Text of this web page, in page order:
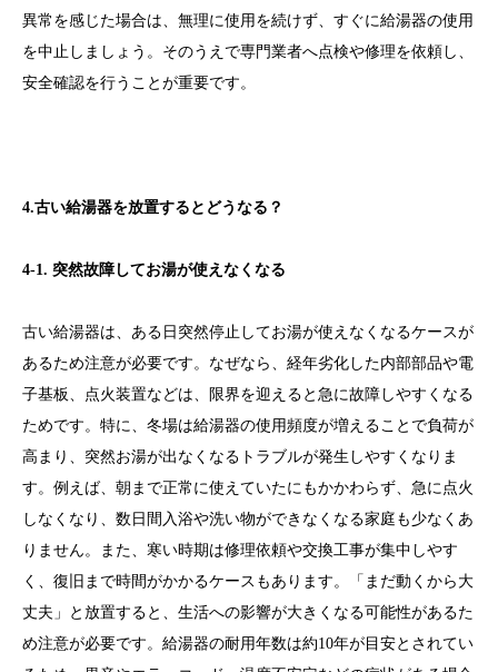
異常を感じた場合は、無理に使用を続けず、すぐに給湯器の使用
を中止しましょう。そのうえで専門業者へ点検や修理を依頼し、
安全確認を行うことが重要です。
4.古い給湯器を放置するとどうなる？
4-1. 突然故障してお湯が使えなくなる
古い給湯器は、ある日突然停止してお湯が使えなくなるケースが
あるため注意が必要です。なぜなら、経年劣化した内部部品や電
子基板、点火装置などは、限界を迎えると急に故障しやすくなる
ためです。特に、冬場は給湯器の使用頻度が増えることで負荷が
高まり、突然お湯が出なくなるトラブルが発生しやすくなりま
す。例えば、朝まで正常に使えていたにもかかわらず、急に点火
しなくなり、数日間入浴や洗い物ができなくなる家庭も少なくあ
りません。また、寒い時期は修理依頼や交換工事が集中しやす
く、復旧まで時間がかかるケースもあります。「まだ動くから大
丈夫」と放置すると、生活への影響が大きくなる可能性があるた
め注意が必要です。給湯器の耐用年数は約10年が目安とされてい